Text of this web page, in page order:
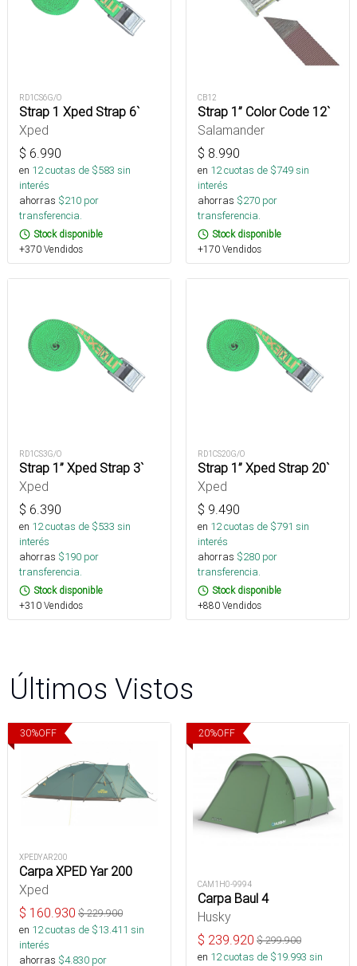
RD1CS6G/O
Strap 1 Xped Strap 6`
Xped
$ 6.990
en 12cuotas de $583 sin
interés
ahorras $210 por
transferencia.
Stock disponible
+370 Vendidos
CB12
Strap 1” Color Code 12`
Salamander
$ 8.990
en 12cuotas de $749sin
interés
ahorras $270 por
transferencia.
Stock disponible
+170 Vendidos
RD1CS3G/O
Strap 1” Xped Strap 3`
Xped
$ 6.390
en 12cuotas de $533 sin
interés
ahorras $190 por
transferencia.
Stock disponible
+310 Vendidos
RD1CS20G/O
Strap 1” Xped Strap 20`
Xped
$ 9.490
en 12cuotas de $791 sin
interés
ahorras $280 por
transferencia.
Stock disponible
+880 Vendidos
Últimos Vistos
30%OFF
XPEDYAR200
Carpa XPED Yar 200
Xped
$ 160.930 $229.900
en 12cuotas de $13.411 sin
interés
ahorras $4.830 por
20%OFF
CAM1H0-9994
Carpa Baul 4
Husky
$ 239.920 $299.900
en 12cuotas de $19.993 sin